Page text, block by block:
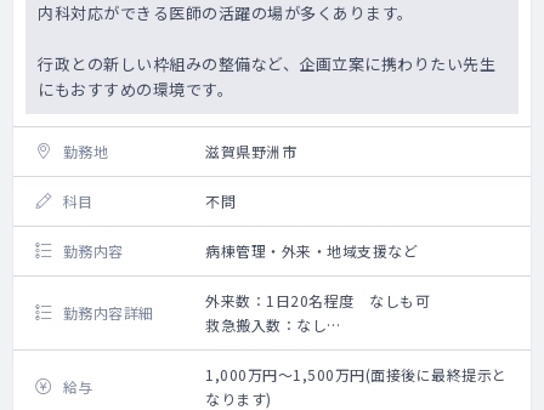
内科対応ができる医師の活躍の場が多くあります。
行政との新しい枠組みの整備など、企画立案に携わりたい先生
にもおすすめの環境です。
勤務地 滋賀県野洲市
科目 不問
勤務内容 病棟管理・外来・地域支援など
勤務内容詳細
外来数：1日20名程度 なしも可
救急搬入数：なし
病棟管理
短期入所者の問診（外来）
地域支援活動
給与
1,000万円～1,500万円(面接後に最終提示と
なります)